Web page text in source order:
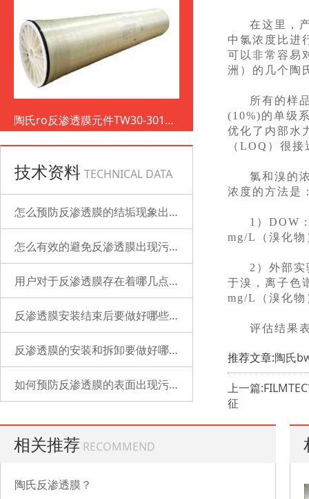
陶氏ro反渗透膜元件TW30-3012-
500
技术资料 TECHNICAL DATA
怎么预防反渗透膜的结垢现象出现？
怎么有效的避免反渗透膜出现污染？
用户对于反渗透膜存在着哪几点误解？
反渗透膜安装结束后要做好哪些检查的工作？
反渗透膜的安装和拆卸要做好哪些准备？
如何预防反渗透膜的表面出现污染？
在这里，
中氯浓度比进
可以非常容易
洲）的几个陶
所有的样
(10%)的单级
优化了内部水
（LOQ）很
氯和溴的
浓度的方法是
1）DOW
mg/L（溴化物
2）外部
于溴，离子色
mg/L（溴化物
评估结果
推荐文章:陶氏
上一篇
征
相关推荐 RECOMMEND
陶氏反渗透膜？